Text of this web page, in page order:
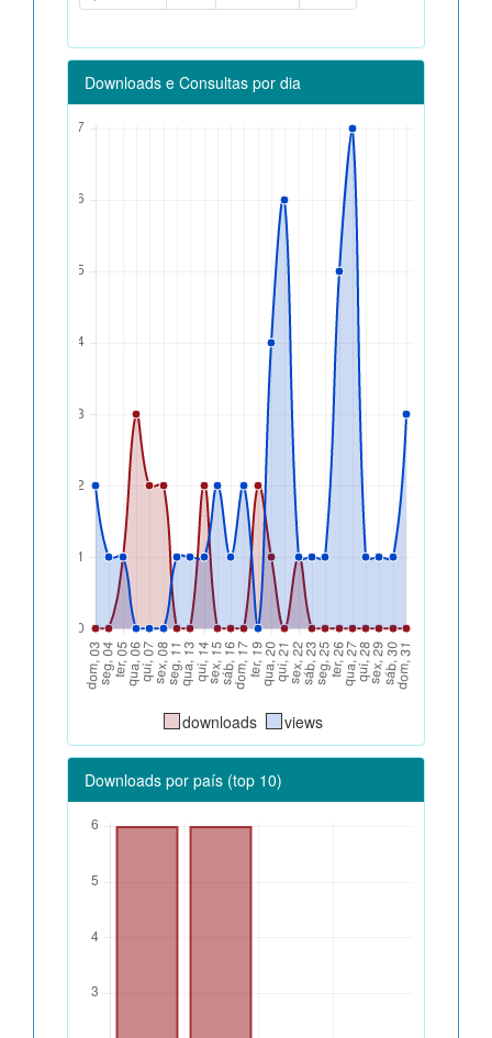
Downloads e Consultas por dia
downloads views
Downloads por país (top 10)